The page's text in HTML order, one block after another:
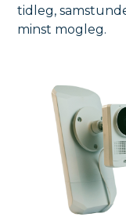
tidleg,
minst mogleg.